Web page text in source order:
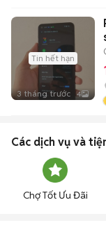
Tin hết hạn
3 tháng trước 4
Các dịch vụ và
Chợ Tốt Ưu Đãi